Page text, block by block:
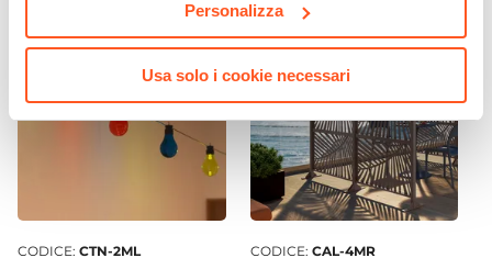
Personalizza
Usa solo i cookie necessari
CODICE: CTN-2ML CODICE: CAL-4MR